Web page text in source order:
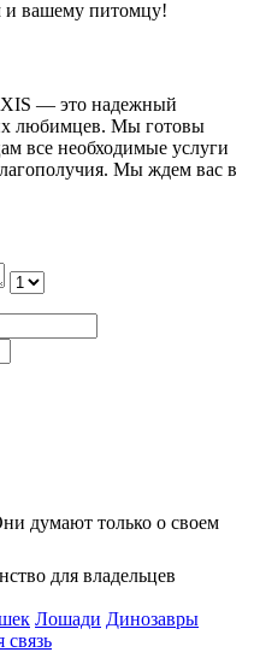
и вашему питомцу!
— это надежный
любимцев. Мы готовы
все необходимые услуги
Мы ждем вас в
думают только о своем
для владельцев
Лошади Динозавры
связь